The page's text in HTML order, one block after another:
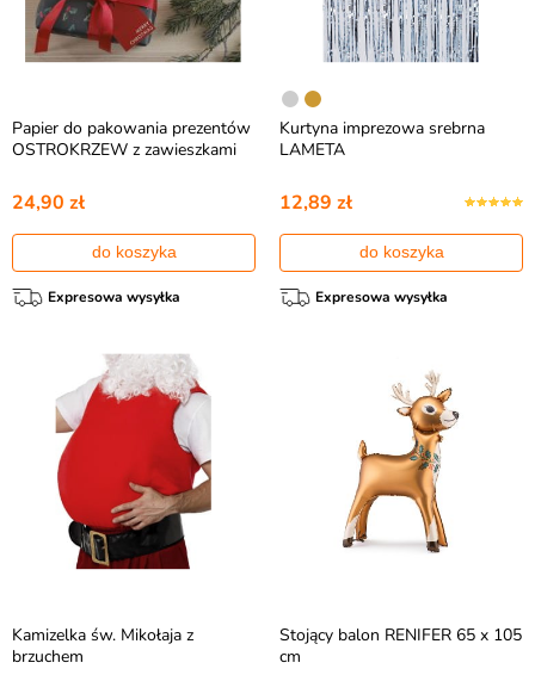
Papier do pakowania prezentów
OSTROKRZEW z zawieszkami
24,90 zł
do koszyka
Expresowa wysyłka
Kurtyna imprezowa srebrna
LAMETA
12,89 zł
do koszyka
Expresowa wysyłka
Kamizelka św. Mikołaja z
brzuchem
Stojący balon RENIFER 65 x 105
cm